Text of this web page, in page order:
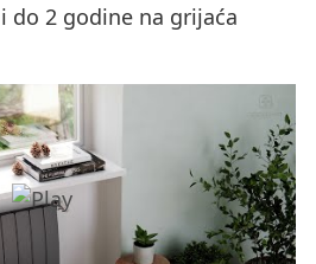
do 2 godine na grijaća